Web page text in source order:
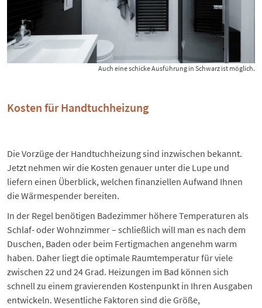
Auch eine schicke Ausführung in Schwarz ist möglich.
Kosten für Handtuchheizung
Die Vorzüge der Handtuchheizung sind inzwischen bekannt.
Jetzt nehmen wir die Kosten genauer unter die Lupe und
liefern einen Überblick, welchen finanziellen Aufwand Ihnen
die Wärmespender bereiten.
In der Regel benötigen Badezimmer höhere Temperaturen als
Schlaf- oder Wohnzimmer – schließlich will man es nach dem
Duschen, Baden oder beim Fertigmachen angenehm warm
haben. Daher liegt dieoptimale Raumtemperaturfür viele
zwischen 22 und 24 Grad. Heizungen im Bad können sich
schnell zu einem gravierenden Kostenpunkt in Ihren Ausgaben
entwickeln. Wesentliche Faktoren sind die Größe,